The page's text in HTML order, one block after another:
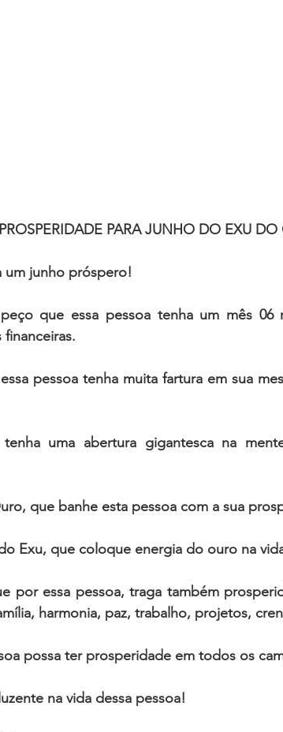
PARA JUNHO DO EXU DO
um junho próspero!
que essa pessoa tenha um mês 06
financeiras.
pessoa tenha muita fartura em sua
tenha uma abertura gigantesca na
que banhe esta pessoa com a sua
Exu, que coloque energia do ouro na
por essa pessoa, traga também
harmonia, paz, trabalho, projetos,
possa ter prosperidade em todos os
na vida dessa pessoa!